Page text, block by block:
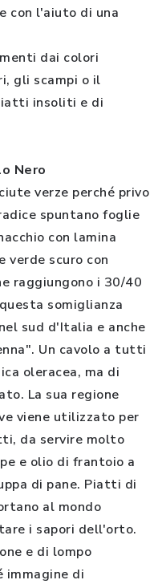
con l'aiuto di una
dai colori
gli scampi o il
insoliti e di
Nero
verze perché privo
spuntano foglie
con lamina
verde scuro con
raggiungono i 30/40
somiglianza
sud d'Italia e anche
Un cavolo a tutti
oleracea, ma di
La sua regione
viene utilizzato per
da servire molto
e olio di frantoio a
di pane. Piatti di
al mondo
i sapori dell'orto.
e di lompo
immagine di